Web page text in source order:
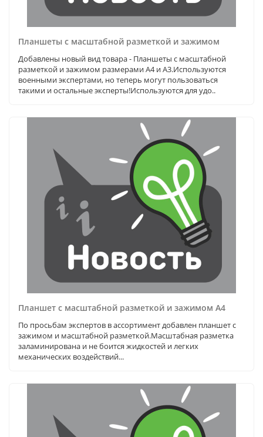
Планшеты с масштабной разметкой и зажимом
Добавлены новый вид товара - Планшеты с масштабной
разметкой и зажимом размерами А4 и А3.Используются
военными экспертами, но теперь могут пользоваться
такими и остальные эксперты!Используются для удо..
Планшет с масштабной разметкой и зажимом А4
По просьбам экспертов в ассортимент добавлен планшет с
зажимом и масштабной разметкой.Масштабная разметка
заламинирована и не боится жидкостей и легких
механических воздействий...